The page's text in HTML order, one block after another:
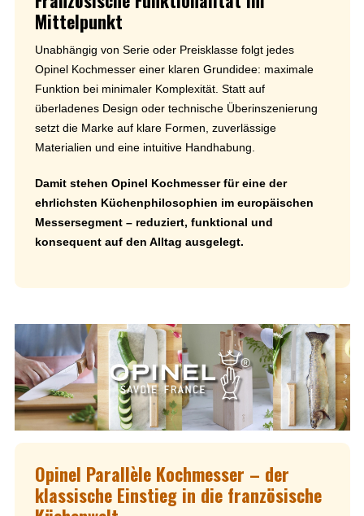
Mittelpunkt
Unabhängig von Serie oder Preisklasse folgt jedes
Opinel Kochmesser einer klaren Grundidee: maximale
Funktion bei minimaler Komplexität. Statt auf
überladenes Design oder technische Überinszenierung
setzt die Marke auf klare Formen, zuverlässige
Materialien und eine intuitive Handhabung.
Damit stehen Opinel Kochmesser für eine der
ehrlichsten Küchenphilosophien im europäischen
Messersegment – reduziert, funktional und
konsequent auf den Alltag ausgelegt.
Opinel Parallèle Kochmesser – der
klassische Einstieg in die französische